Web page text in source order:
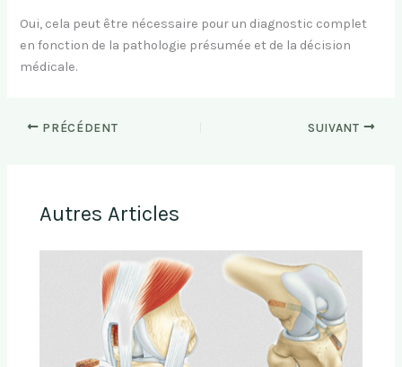
Oui, cela peut être nécessaire pour un diagnostic complet
en fonction de la pathologie présumée et de la décision
médicale.
PRÉCÉDENT SUIVANT
Autres Articles